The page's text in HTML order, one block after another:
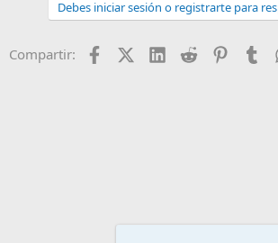
Debes iniciar sesión o registrarte para
Compartir: FacebookX (Twitter)
LinkedIn
Reddit